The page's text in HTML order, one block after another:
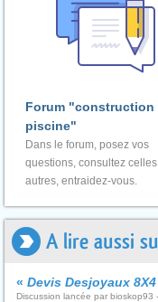
Forum "construction
piscine"
Dans le forum, posez vos
questions, consultez
autres, entraidez-vous.
A lire aussi
« Devis Desjoyaux
Discussion lancée par bioskop93